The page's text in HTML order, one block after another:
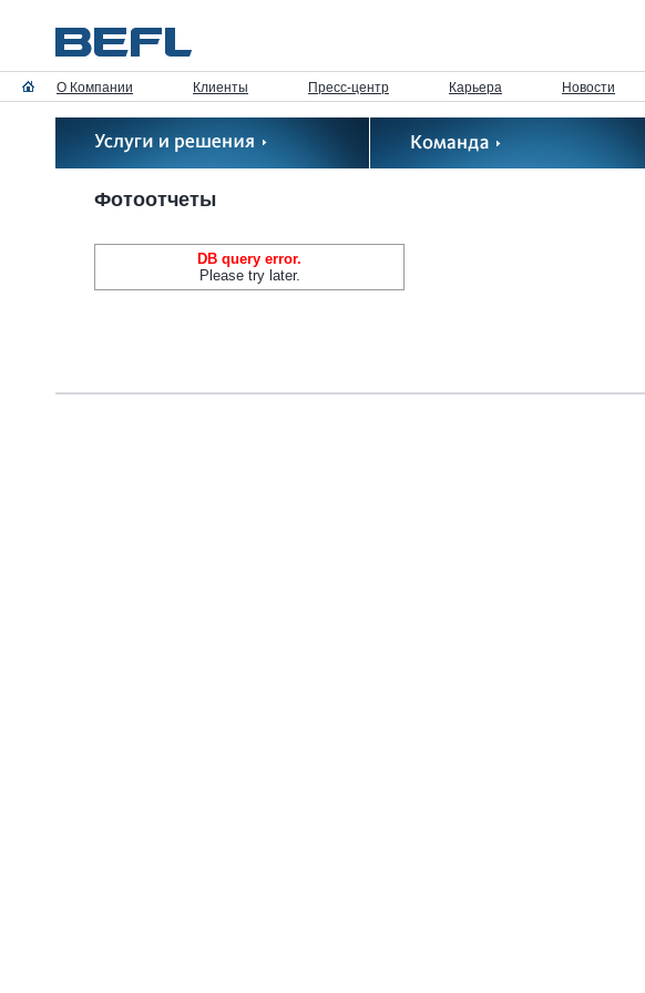
О Компании Клиенты Пресс-центр Карьера Новости
Фотоотчеты
DB query error.
Please try later.